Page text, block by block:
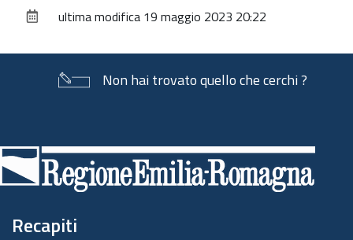
documentoultima modifica 19 maggio 2023 20:22
Non hai trovato quello che cerchi ?
di
pagina
Recapiti